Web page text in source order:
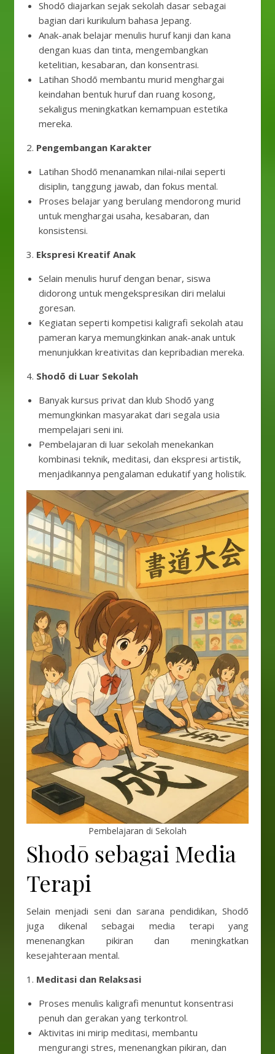
Shodō diajarkan sejak sekolah dasar sebagai
bagian dari kurikulum bahasa Jepang.
Anak-anak belajar menulis huruf kanji dan kana
dengan kuas dan tinta, mengembangkan
ketelitian, kesabaran, dan konsentrasi.
Latihan Shodō membantu murid menghargai
keindahan bentuk huruf dan ruang kosong,
sekaligus meningkatkan kemampuan estetika
mereka.
2. Pengembangan Karakter
Latihan Shodō menanamkan nilai-nilai seperti
disiplin, tanggung jawab, dan fokus mental.
Proses belajar yang berulang mendorong murid
untuk menghargai usaha, kesabaran, dan
konsistensi.
3. Ekspresi Kreatif Anak
Selain menulis huruf dengan benar, siswa
didorong untuk mengekspresikan diri melalui
goresan.
Kegiatan seperti kompetisi kaligrafi sekolah atau
pameran karya memungkinkan anak-anak untuk
menunjukkan kreativitas dan kepribadian mereka.
4. Shodō di Luar Sekolah
Banyak kursus privat dan klub Shodō yang
memungkinkan masyarakat dari segala usia
mempelajari seni ini.
Pembelajaran di luar sekolah menekankan
kombinasi teknik, meditasi, dan ekspresi artistik,
menjadikannya pengalaman edukatif yang holistik.
Pembelajaran di Sekolah
Shodō sebagai Media
Terapi
Selain menjadi seni dan sarana pendidikan, Shodō
juga dikenal sebagai media terapi yang
menenangkan pikiran dan meningkatkan
kesejahteraan mental.
1. Meditasi dan Relaksasi
Proses menulis kaligrafi menuntut konsentrasi
penuh dan gerakan yang terkontrol.
Aktivitas ini mirip meditasi, membantu
mengurangi stres, menenangkan pikiran, dan